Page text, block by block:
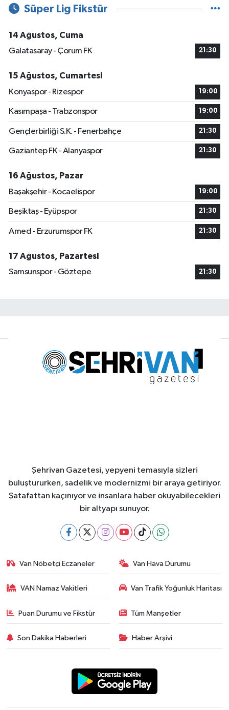
Süper Lig Fikstür
14 Ağustos, Cuma
Galatasaray - Çorum FK
21:30
15 Ağustos, Cumartesi
Konyaspor - Rizespor
19:00
Kasımpaşa - Trabzonspor 19:00
Gençlerbirliği S.K. - Fenerbahçe 21:30
Gaziantep FK - Alanyaspor 21:30
16 Ağustos, Pazar
Başakşehir - Kocaelispor
19:00
Beşiktaş - Eyüpspor 21:30
Amed - Erzurumspor FK 21:30
17 Ağustos, Pazartesi
Samsunspor - Göztepe
21:30
Şehrivan Gazetesi, yepyeni temasıyla sizleri
buluştururken, sadelik ve modernizmi bir araya getiriyor.
Şatafattan kaçınıyor ve insanlara haber okuyabilecekleri
bir altyapı sunuyor.
Van Nöbetçi Eczaneler Van Hava Durumu
VAN Namaz Vakitleri Van Trafik Yoğunluk Haritası
Puan Durumu ve Fikstür Tüm Manşetler
Son Dakika Haberleri Haber Arşivi